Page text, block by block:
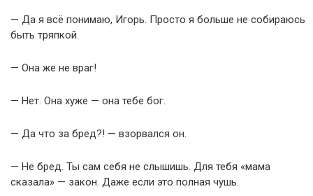
— Да я всё понимаю, Игорь. Просто я больше не собираюсь
быть тряпкой.
— Она же не враг!
— Нет. Она хуже — она тебе бог.
— Да что за бред?! — взорвался он.
— Не бред. Ты сам себя не слышишь. Для тебя «мама
сказала» — закон. Даже если это полная чушь.